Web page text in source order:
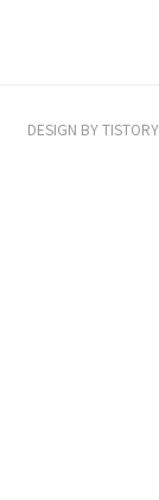
DESIGN BYTISTORY